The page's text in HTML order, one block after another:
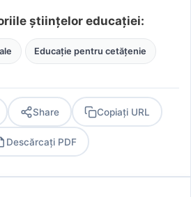
științelor educației:
Educație pentru cetățenie
Share Copiați URL
Descărcați PDF